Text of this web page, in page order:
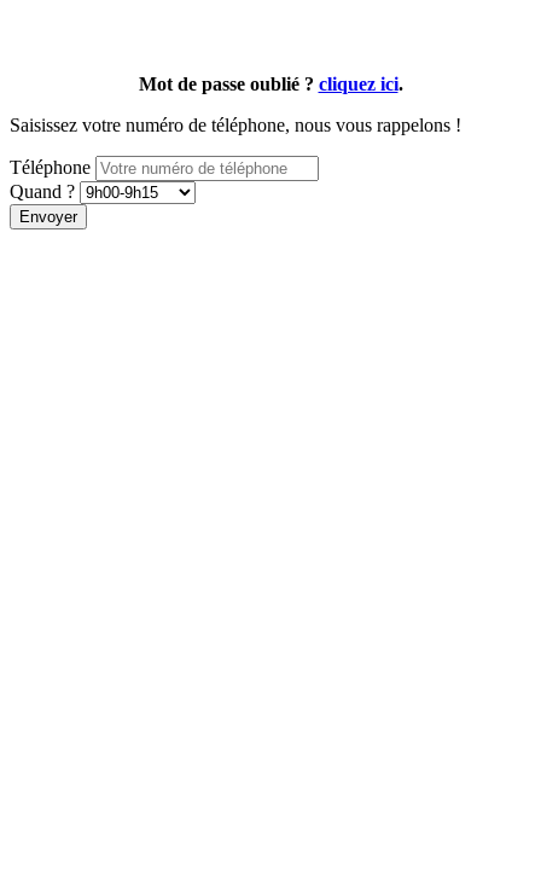
Mot de passe oublié ? cliquez ici.
Saisissez votre numéro de téléphone, nous vous rappelons !
Téléphone
Quand ?
Envoyer